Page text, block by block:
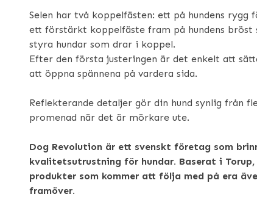
Selen har två koppelfästen: ett på hundens rygg
ett förstärkt koppelfäste fram på hundens bröst
styra hundar som drar i koppel.
Efter den första justeringen är det enkelt att
att öppna spännena på vardera sida.
Reflekterande detaljer gör din hund synlig från
promenad när det är mörkare ute.
Dog Revolution är ett svenskt företag som
kvalitetsutrustning för hundar. Baserat i
produkter som kommer att följa med på era
framöver.